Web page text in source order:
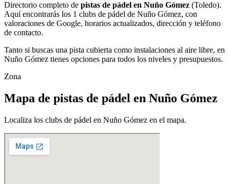
Directorio completo de pistas de pádel en Nuño Gómez (Toledo).
Aquí encontrarás los 1 clubs de pádel de Nuño Gómez, con
valoraciones de Google, horarios actualizados, dirección y teléfono
de contacto.
Tanto si buscas una pista cubierta como instalaciones al aire libre, en
Nuño Gómez tienes opciones para todos los niveles y presupuestos.
Zona
Mapa de pistas de pádel en Nuño Gómez
Localiza los clubs de pádel en Nuño Gómez en el mapa.